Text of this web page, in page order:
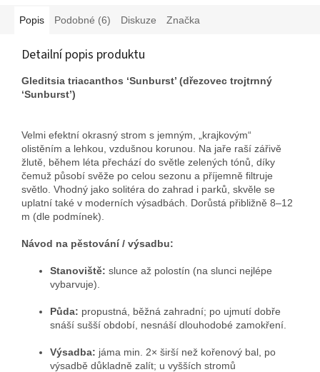
Popis Podobné (6) Diskuze Značka
Detailní popis produktu
Gleditsia triacanthos ‘Sunburst’ (dřezovec trojtrnný
‘Sunburst’)
Velmi efektní okrasný strom s jemným, „krajkovým“
olistěním a lehkou, vzdušnou korunou. Na jaře raší zářivě
žlutě, během léta přechází do světle zelených tónů, díky
čemuž působí svěže po celou sezonu a příjemně filtruje
světlo. Vhodný jako solitéra do zahrad i parků, skvěle se
uplatní také v moderních výsadbách. Dorůstá přibližně 8–12
m (dle podmínek).
Návod na pěstování / výsadbu:
Stanoviště: slunce až polostín (na slunci nejlépe
vybarvuje).
Půda: propustná, běžná zahradní; po ujmutí dobře
snáší sušší období, nesnáší dlouhodobé zamokření.
Výsadba: jáma min. 2× širší než kořenový bal, po
výsadbě důkladně zalít; u vyšších stromů